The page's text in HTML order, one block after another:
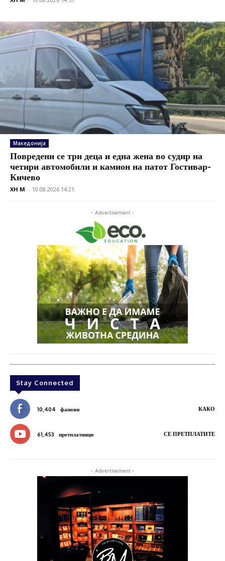
Македонија
Повредени се три деца и една жена во судир на
четири автомобили и камион на патот Гостивар-
Кичево
XH M - 10.08.2026 14:21
- Advertisement -
Stay Connected
10,404 фанови КАКО
61,453 претплатници СЕ ПРЕТПЛАТИТЕ
- Advertisement -